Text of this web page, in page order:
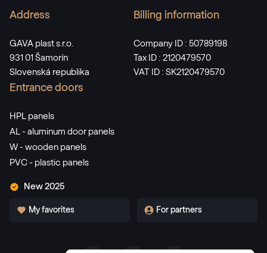
Address
GAVA plast s.r.o.
931 01 Šamorín
Slovenská republika
Billing information
Company ID : 50789198
Tax ID : 2120479570
VAT ID : SK2120479570
Entrance doors
HPL panels
AL - aluminum door panels
W - wooden panels
PVC - plastic panels
New 2025
My favorites For partners